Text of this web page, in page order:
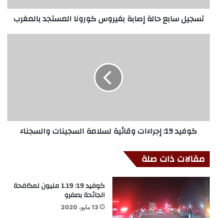
تسجيل سابع حالة إصابة بفيروس كورونا المستجد بالمغرب
كوفيد 19: إجراءات وقائية لسلامة السجينات والسجناء
مقالات ذات صلة
كوفيد 19: 1.19 مليون لمكافحة
الجائحة بصفرو
13 مايو، 2020